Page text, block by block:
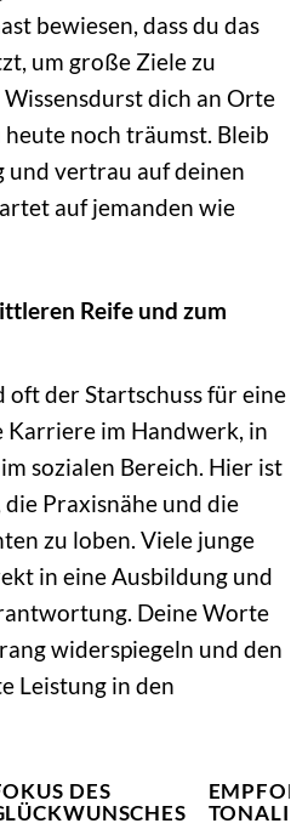
bewiesen, dass du das
um große Ziele zu
dich an Orte
noch träumst. Bleib
und vertrau auf deinen
auf jemanden wie
Reife und zum
oft der Startschuss für eine
Karriere im Handwerk, in
sozialen Bereich. Hier ist
Praxisnähe und die
zu loben. Viele junge
in eine Ausbildung und
Deine Worte
widerspiegeln und den
Leistung in den
DES